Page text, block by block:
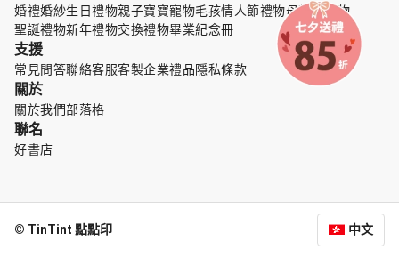
婚禮婚紗生日禮物親子寶寶寵物毛孩情人節禮物母親節禮物
聖誕禮物新年禮物交換禮物畢業紀念冊
支援
常見問答聯絡客服客製企業禮品隱私條款
關於
關於我們部落格
聯名
好書店
© TinTint 點點印 中文